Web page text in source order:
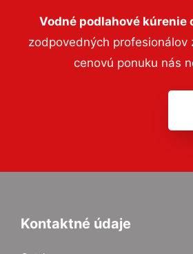
Vodné podlahové kúrenie
zodpovedných profesionálov
cenovú ponuku nás
Kontaktné údaje